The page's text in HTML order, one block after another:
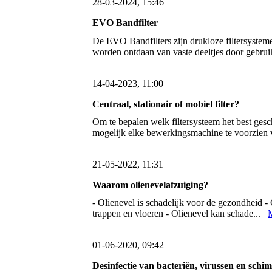
28-03-2024, 15:46
EVO Bandfilter
De EVO Bandfilters zijn drukloze
worden ontdaan van vaste deeltjes door
14-04-2023, 11:00
Centraal, stationair of mobiel filter?
Om te bepalen welk filtersysteem het best
mogelijk elke bewerkingsmachine te
21-05-2022, 11:31
Waarom olienevelafzuiging?
- Olienevel is schadelijk voor de gezondheid
trappen en vloeren - Olienevel kan schade...
01-06-2020, 09:42
Desinfectie van bacteriën, virussen en